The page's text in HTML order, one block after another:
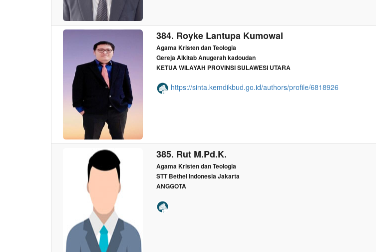
384. Royke Lantupa Kumowal
Agama Kristen dan Teologia
Gereja Alkitab Anugerah kadoudan
KETUA WILAYAH PROVINSI SULAWESI UTARA
https://sinta.kemdikbud.go.id/authors/profile/6818926
385. Rut M.Pd.K.
Agama Kristen dan Teologia
STT Bethel Indonesia Jakarta
ANGGOTA